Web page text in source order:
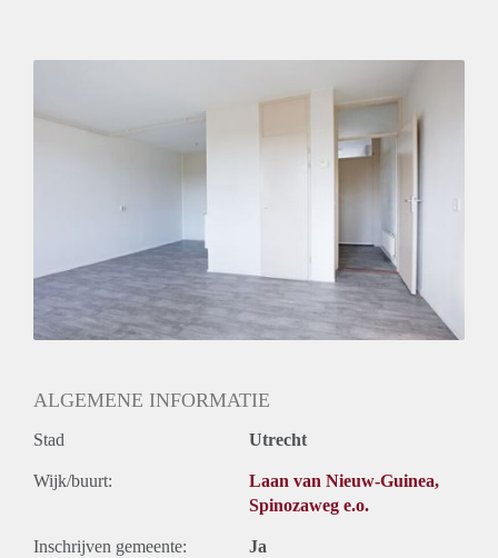
Inkomen eis
2,8 X Maandhuur Bruto
ALGEMENE INFORMATIE
Stad Utrecht
Wijk/buurt:
Laan van Nieuw-Guinea,
Spinozaweg e.o.
Inschrijven gemeente: Ja